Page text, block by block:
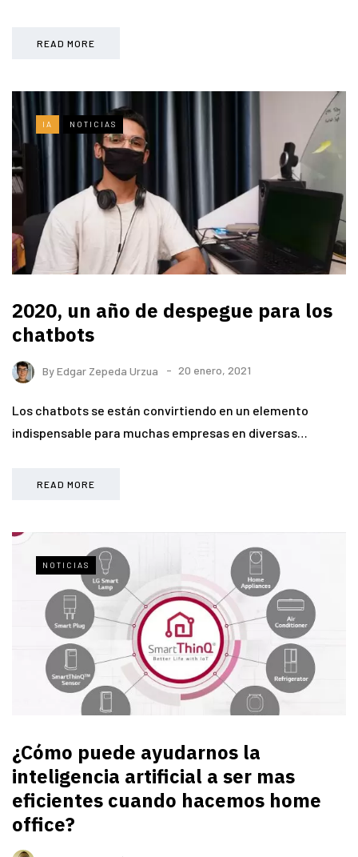
READ MORE
IA NOTICIAS
2020, un año de despegue para los
chatbots
ByEdgar Zepeda Urzua 20 enero, 2021
Los chatbots se están convirtiendo en un elemento
indispensable para muchas empresas en diversas…
READ MORE
NOTICIAS
¿Cómo puede ayudarnos la
inteligencia artificial a ser mas
eficientes cuando hacemos home
office?